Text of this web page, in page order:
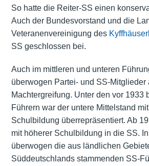
So hatte die Reiter-SS einen
Auch der Bundesvorstand und die
Veteranenvereinigung des
SS geschlossen bei.
Auch im mittleren und unteren
überwogen Partei- und SS-Mitglieder
Machtergreifung. Unter den vor 1933
Führern war der untere Mittelstand
Schulbildung überrepräsentiert. Ab
mit höherer Schulbildung in die SS.
überwogen die aus ländlichen
Süddeutschlands stammenden SS-